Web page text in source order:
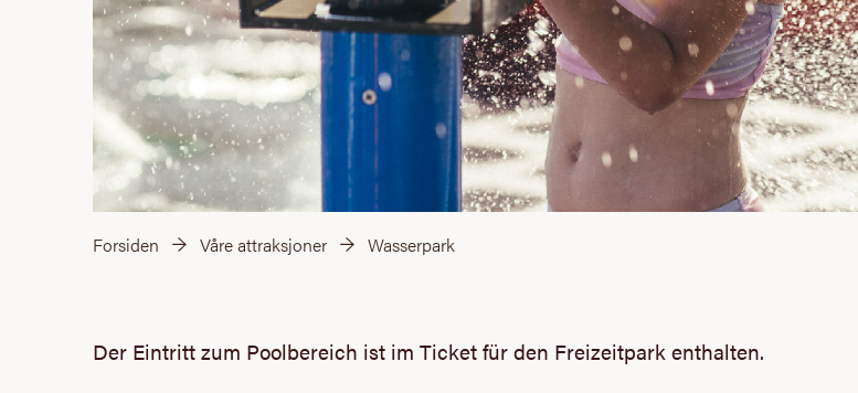
Forsiden Våre attraksjoner Wasserpark
Der Eintritt zum Poolbereich ist im Ticket für den Freizeitpark enthalten.